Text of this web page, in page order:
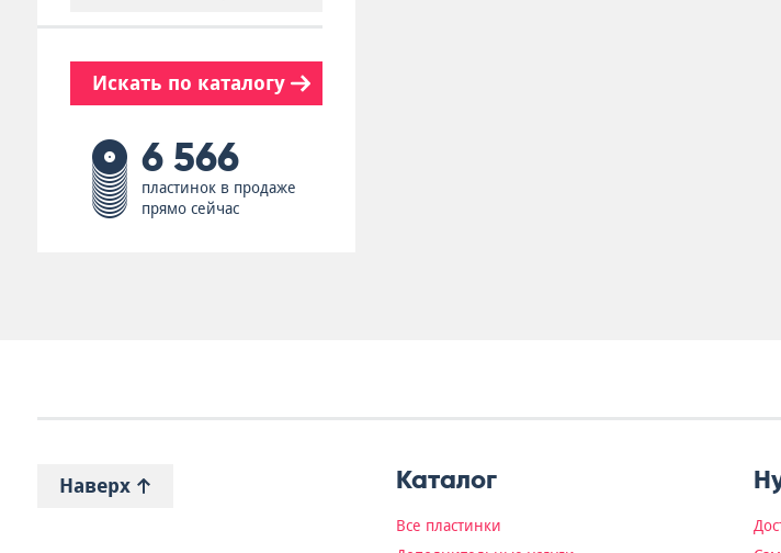
Искать по каталогу
6 566
пластинок в продаже
прямо сейчас
Наверх Каталог
Все пластинки